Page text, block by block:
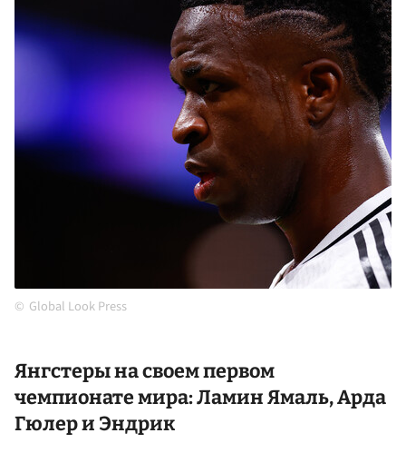
Global Look Press
Янгстеры на своем первом
чемпионате мира: Ламин Ямаль, Арда
Гюлер и Эндрик